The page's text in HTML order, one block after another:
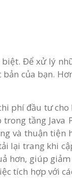
biệt. Để xử lý
của bạn.
phí đầu tư cho
tầng Java
và thuận tiện
lại trang khi
hơn, giúp
tích hợp với